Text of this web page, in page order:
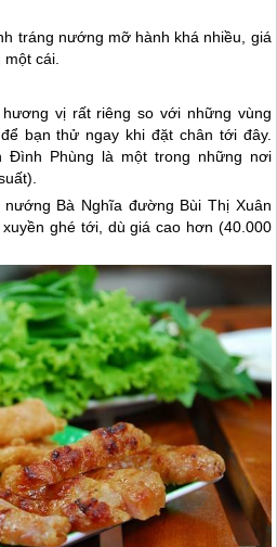
tráng nướng mỡ hành khá nhiều, giá
một cái.
vị rất riêng so với những vùng
bạn thử ngay khi đặt chân tới đây.
Đình Phùng là một trong những nơi
Bà Nghĩa đường Bùi Thị Xuân
ghé tới, dù giá cao hơn (40.000